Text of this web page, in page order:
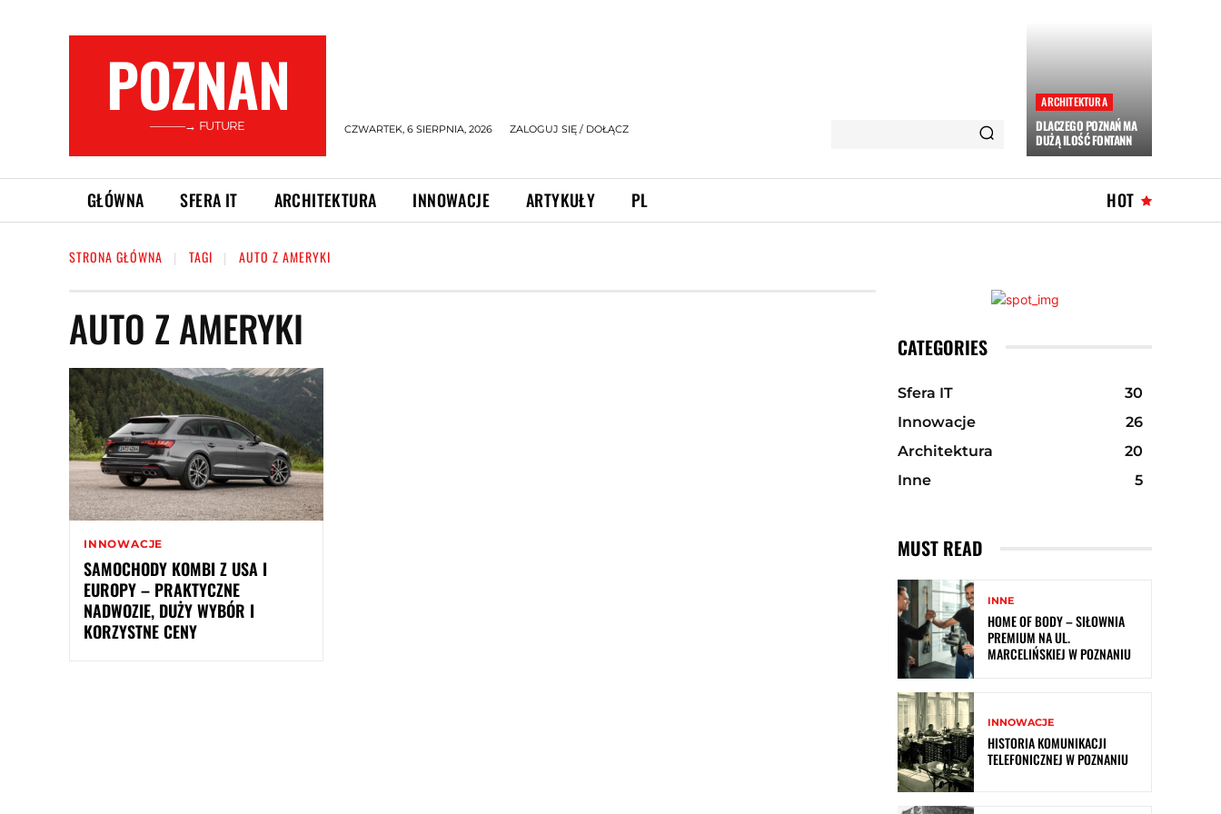
POZNAN
———→ FUTURE CZWARTEK, 6 SIERPNIA, 2026 ZALOGUJ SIĘ / DOŁĄCZ
ARCHITEKTURA
DLACZEGO POZNAŃ MA
DUŻĄ ILOŚĆ FONTANN
GŁÓWNA SFERA IT ARCHITEKTURA INNOWACJE ARTYKUŁY PL HOT
STRONA GŁÓWNA TAGI AUTO Z AMERYKI
AUTO Z AMERYKI
INNOWACJE
SAMOCHODY KOMBI Z USA I
EUROPY – PRAKTYCZNE
NADWOZIE, DUŻY WYBÓR I
KORZYSTNE CENY
CATEGORIES
Sfera IT
30
Innowacje
26
Architektura
20
Inne
5
MUST READ
INNE
HOME OF BODY – SIŁOWNIA
PREMIUM NA UL.
MARCELIŃSKIEJ W POZNANIU
INNOWACJE
HISTORIA KOMUNIKACJI
TELEFONICZNEJ W POZNANIU